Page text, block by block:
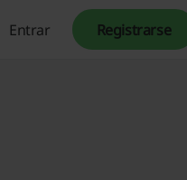
Entrar Registrarse